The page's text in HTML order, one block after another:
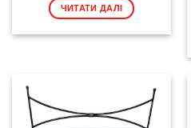
ЧИТАТИ ДАЛІ